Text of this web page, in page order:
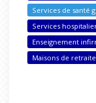
Services de santé
Services
Enseignement
Maisons de